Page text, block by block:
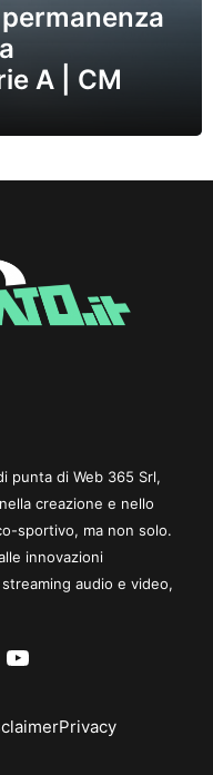
A | CM
punta di Web 365 Srl,
creazione e nello
sportivo, ma non solo.
innovazioni
audio e video,
YouTube
Privacy